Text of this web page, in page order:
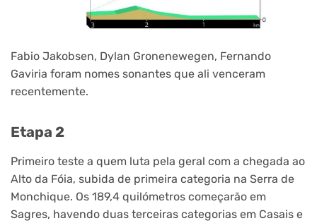
Fabio Jakobsen, Dylan Gronenewegen, Fernando
Gaviria foram nomes sonantes que ali venceram
recentemente.
Etapa 2
Primeiro teste a quem luta pela geral com a chegada ao
Alto da Fóia, subida de primeira categoria na Serra de
Monchique. Os 189,4 quilómetros começarão em
Sagres, havendo duas terceiras categorias em Casais e